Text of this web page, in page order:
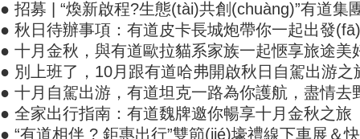
● 招募 | “煥新啟程?生態(tài)共創(chuàng)”有道
● 秋日待辦事項：有道皮卡長城炮帶你一起出發(fā)
● 十月金秋，與有道歐拉貓系家族一起愜享旅途美
● 別上班了，10月跟有道哈弗開啟秋日自駕出游之
● 十月自駕出游，有道坦克一路為你護航，盡情去野
● 全家出行指南：有道魏牌邀你暢享十月金秋之旅
● “有道相伴 ? 鉅惠出行”雙節(jié)壕禮線下車展＆